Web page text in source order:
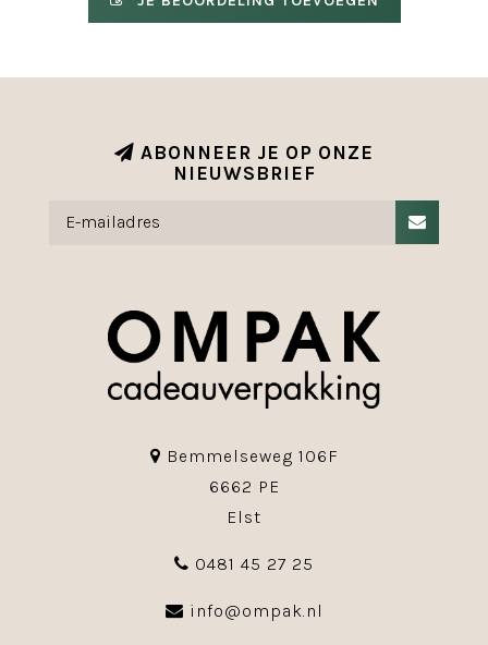
ABONNEER JE OP ONZE
NIEUWSBRIEF
Bemmelseweg 106F
6662 PE
Elst
0481 45 27 25
info@ompak.nl